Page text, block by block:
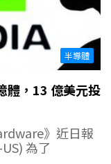
半導體
體，13 億美元投
》近日報
為了